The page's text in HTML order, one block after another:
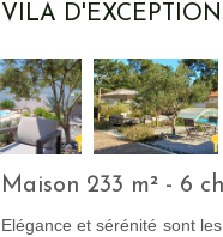
VILA
Maison 233 m² - 6
Elégance et sérénité sont